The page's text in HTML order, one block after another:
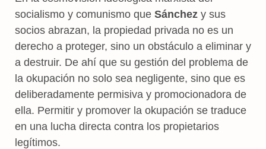
socialismo y comunismo que Sánchez y sus
socios abrazan, la propiedad privada no es un
derecho a proteger, sino un obstáculo a eliminar y
a destruir. De ahí que su gestión del problema de
la okupación no solo sea negligente, sino que es
deliberadamente permisiva y promocionadora de
ella. Permitir y promover la okupación se traduce
en una lucha directa contra los propietarios
legítimos.